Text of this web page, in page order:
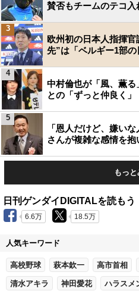
賛否もチームのテコ
欧州初の日本人指揮
先”は「ベルギー1部
3
中村倫也が「風、薫
との「ずっと仲良く
4
「恩人だけど、嫌い
さんが複雑な感情を
5
もっと
日刊ゲンダイDIGITALを読もう
6.6万 18.5万
人気キーワード
高校野球 萩本欽一 高市首相
清水アキラ 神田愛花 ハラスメ